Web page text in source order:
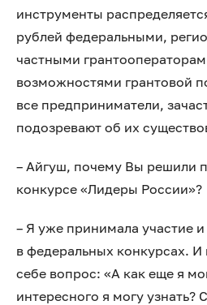
инструменты
рублей федеральными,
частными
возможностями грантовой
все предприниматели,
подозревают об их
– Айгуш, почему Вы решили
конкурсе «Лидеры России»?
– Я уже принимала участие
в федеральных конкурсах.
себе вопрос: «А как еще я
интересного я могу узнать?